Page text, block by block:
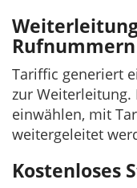
Rufnummern
Tariffic generiert
zur Weiterleitung.
einwählen, mit
weitergeleitet
Kostenloses